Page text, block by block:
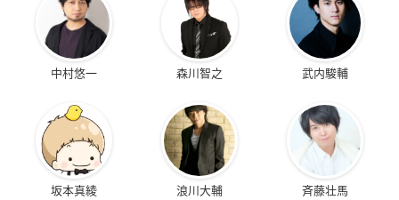
中村悠一 森川智之 武内駿輔
坂本真綾 浪川大輔 斉藤壮馬